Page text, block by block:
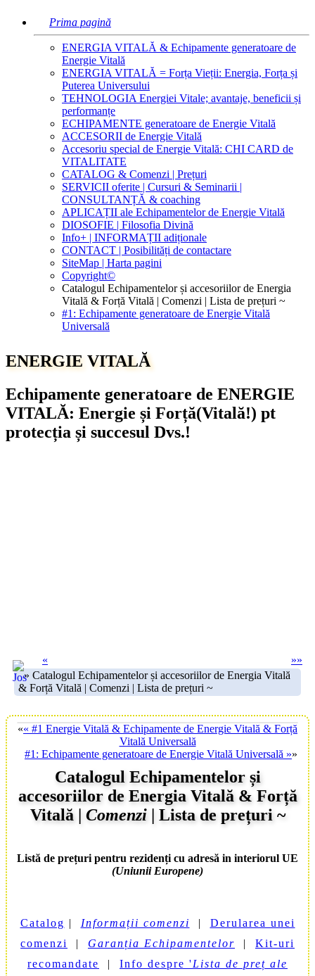
Prima pagină
ENERGIA VITALĂ & Echipamente generatoare de
Energie Vitală
ENERGIA VITALĂ = Forța Vieții: Energia, Forța și
Puterea Universului
TEHNOLOGIA Energiei Vitale; avantaje, beneficii și
performanțe
ECHIPAMENTE generatoare de Energie Vitală
ACCESORII de Energie Vitală
Accesoriu special de Energie Vitală: CHI CARD de
VITALITATE
CATALOG & Comenzi | Prețuri
SERVICII oferite | Cursuri & Seminarii |
CONSULTANȚĂ & coaching
APLICAȚII ale Echipamentelor de Energie Vitală
DIOSOFIE | Filosofia Divină
Info+ | INFORMAȚII adiționale
CONTACT | Posibilități de contactare
SiteMap | Harta pagini
Copyright©
Catalogul Echipamentelor și accesoriilor de Energia
Vitală & Forță Vitală | Comenzi | Lista de prețuri ~
#1: Echipamente generatoare de Energie Vitală
Universală
ENERGIE VITALĂ
Echipamente generatoare de ENERGIE
VITALĂ: Energie și Forță(Vitală!) pt
protecția și succesul Dvs.!
« »»
» Catalogul Echipamentelor și accesoriilor de Energia Vitală
& Forță Vitală | Comenzi | Lista de prețuri ~
«« #1 Energie Vitală & Echipamente de Energie Vitală & Forță
Vitală Universală
#1: Echipamente generatoare de Energie Vitală Universală »»
Catalogul Echipamentelor și
accesoriilor de Energia Vitală & Forță
Vitală | Comenzi| Lista de prețuri ~
Listă de prețuri pentru rezidenți cu adresă in interiorul UE
(Uniunii Europene)
Catalog | Informații comenzi | Derularea unei
comenzi
| Garanția Echipamentelor | Kit-uri
recomandate
| Info despre 'Lista de preț ale